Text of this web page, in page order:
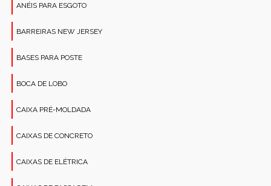
ANÉIS PARA ESGOTO
BARREIRAS NEW JERSEY
BASES PARA POSTE
BOCA DE LOBO
CAIXA PRÉ-MOLDADA
CAIXAS DE CONCRETO
CAIXAS DE ELÉTRICA